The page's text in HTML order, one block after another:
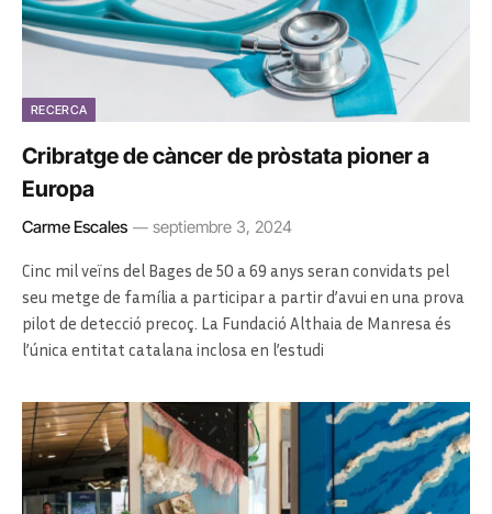
RECERCA
Cribratge de càncer de pròstata pioner a
Europa
Carme Escales septiembre 3, 2024
Cinc mil veïns del Bages de 50 a 69 anys seran convidats pel
seu metge de família a participar a partir d’avui en una prova
pilot de detecció precoç. La Fundació Althaia de Manresa és
l’única entitat catalana inclosa en l’estudi